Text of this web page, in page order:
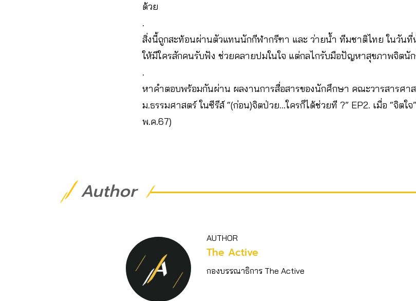
ด้วย
.
สิ่งนี้ถูกสะท้อนผ่านตัวแทนนักกีฬากรีฑา และ ว่ายน้ำ ทีมชาติไทย ในวันที่
ให้มีใครสักคนรับฟัง ช่วยคลายปมในใจ แต่กลไกรับมือปัญหาสุขภาพจิต
.
หาคำตอบพร้อมกันผ่าน ผลงานการสื่อสารของนักศึกษา คณะวารสารศา
ม.ธรรมศาสตร์ ในซีรีส์ “(ก่อน)จิตป่วย…ใครก็ได้ช่วยที ?” EP2. เมื่อ “จิตใ
พ.ค.67)
Author
AUTHOR
The Active
กองบรรณาธิการ The Active